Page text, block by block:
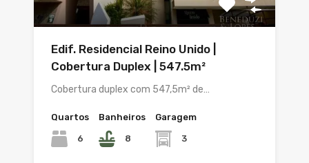
Edif. Residencial Reino Unido |
Cobertura Duplex | 547.5m²
Cobertura duplex com 547,5m² de…
Quartos
6
Banheiros
8
Garagem
3